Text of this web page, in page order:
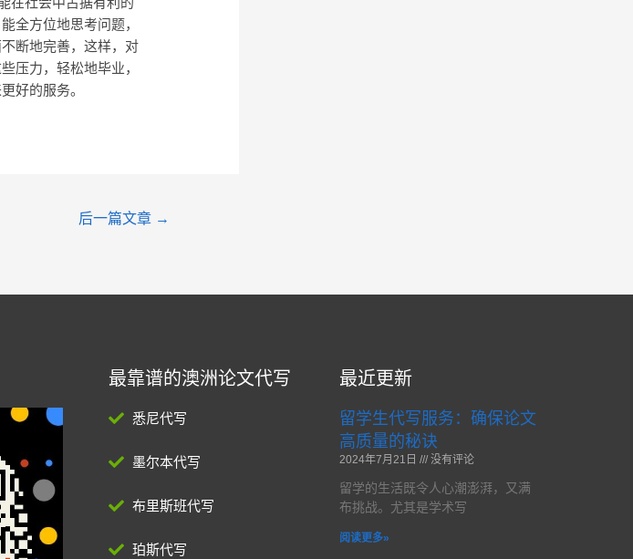
全方位地思考问题，
断地完善，这样，对
压力，轻松地毕业，
好的服务。
后一篇文章 →
最靠谱的澳洲论文代写
悉尼代写
墨尔本代写
布里斯班代写
珀斯代写
最近更新
留学生代写服务：确保论文
高质量的秘诀
2024年7月21日 没有评论
留学的生活既令人心潮澎湃，又满
布挑战。尤其是学术写
阅读更多»